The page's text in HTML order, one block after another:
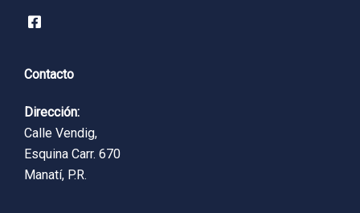
Contacto
Dirección:
Calle Vendig,
Esquina Carr. 670
Manatí, P.R.